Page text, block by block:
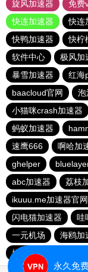
旋风加速器
免费
快连加速器
快连
快鸭加速器
快柠
软件中心
极风加
暴雪加速器
红海
baacloud官网
泡
小猫咪crash加速器
蚂蚁加速器
速鹰666
啊哈加
ghelper
abc加速器
荔枝
ikuuu.me加速器官网
闪电猫加速器
哇
一元机场
海鸥加
橘子加速器
永久免